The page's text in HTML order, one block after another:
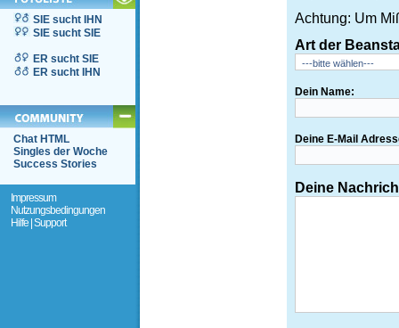
SIE sucht IHN
SIE sucht SIE
ER sucht SIE
ER sucht IHN
Chat HTML
Singles der Woche
Success Stories
Impressum
Nutzungsbedingungen
Hilfe | Support
Achtung: Um
Art der
Dein Name:
Deine E-Mail
Deine